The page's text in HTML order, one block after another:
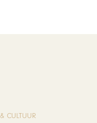
CULTUUR